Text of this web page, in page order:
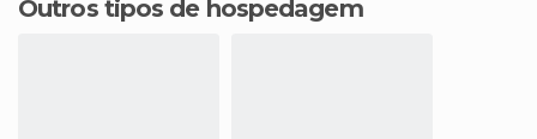
Outros tipos de hospedagem